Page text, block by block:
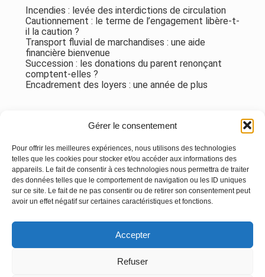
Gérer le consentement
Pour offrir les meilleures expériences, nous utilisons des technologies
telles que les cookies pour stocker et/ou accéder aux informations des
appareils. Le fait de consentir à ces technologies nous permettra de traiter
des données telles que le comportement de navigation ou les ID uniques
sur ce site. Le fait de ne pas consentir ou de retirer son consentement peut
avoir un effet négatif sur certaines caractéristiques et fonctions.
Accepter
Refuser
Incendies : levée des interdictions de circulation
Cautionnement : le terme de l’engagement libère-t-
il la caution ?
Transport fluvial de marchandises : une aide
financière bienvenue
Succession : les donations du parent renonçant
comptent-elles ?
Encadrement des loyers : une année de plus
Aucun commentaire à afficher.
Principale
Linkedin Instagram